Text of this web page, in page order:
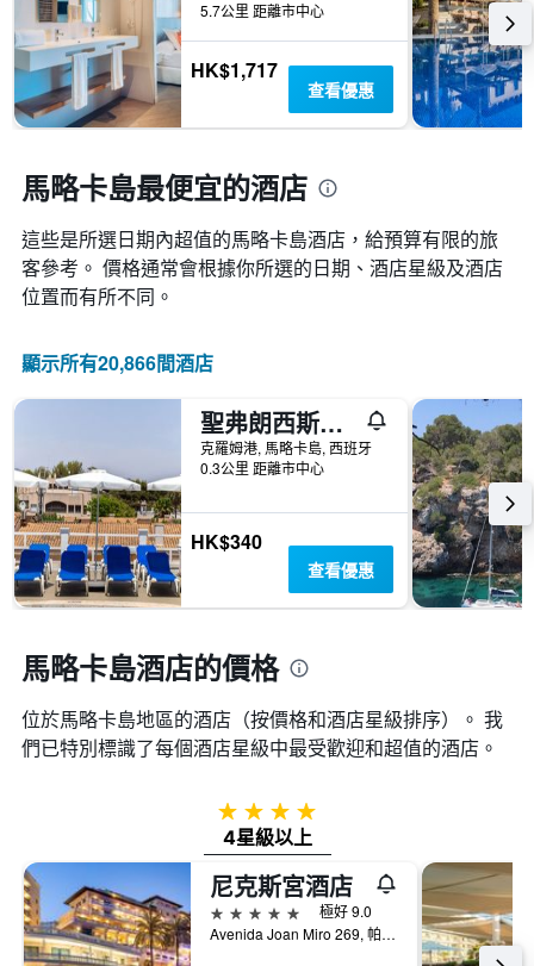
個
X
軸，
顯
示
距
預
訂
期
的
天
數
圖
表
具
軸，
顯
示
房
間
平
均
格
5.7公里 距離市中心
HK$1,717
查看優惠
馬略卡島最便宜的酒店
這些是所選日期內超值的馬略卡島​酒店，給預算有限的旅
客參考。 價格通常會根據你所選的日期、酒店星級及酒店
位置而有所不同。
顯示所有20,866間酒店
聖弗朗西斯住宅旅館
克羅姆港, 馬略卡島, 西班牙
0.3公里 距離市中心
HK$340
查看優惠
馬略卡島酒店的價格
位於馬略卡島​地區的酒店（按價格和酒店星級排序）。 我
們已特別標識了每個酒店星級中最受歡迎和超值的酒店。
4星級
4星級以上
尼克斯宮酒店
5星級
極好 9.0
Avenida Joan Miro 269, 帕爾馬, 馬略卡島, 西班牙